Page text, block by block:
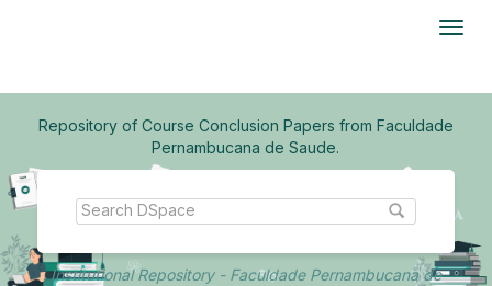
Repository of Course Conclusion Papers from Faculdade
Pernambucana de Saude.
Institutional Repository - Faculdade Pernambucana de